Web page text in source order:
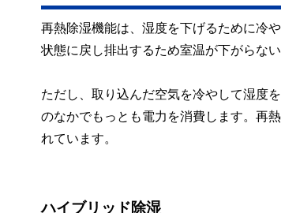
再熱除湿機能は、湿度を下げるために冷
状態に戻し排出するため室温が下がらない
ただし、取り込んだ空気を冷やして湿度
のなかでもっとも電力を消費します。再
れています。
ハイブリッド除湿